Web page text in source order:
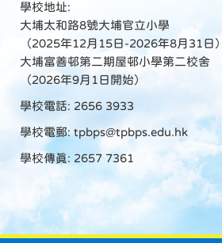
學校地址:
大埔太和路8號大埔官立小學
（2025年12月15日-2026年8月31日）
大埔富善邨第二期屋邨小學第二校舍
（2026年9月1日開始）
學校電話: 2656 3933
學校電郵: tpbps@tpbps.edu.hk
學校傳真: 2657 7361